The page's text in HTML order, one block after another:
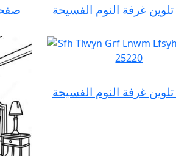
غرفة النوم الفسيحة
غرفة النوم الفسيحة